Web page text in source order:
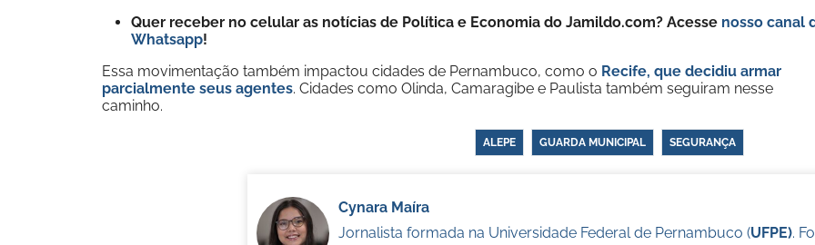
Quer receber no celular as notícias de Política e Economia do Jamildo.com? Acesse nosso canal
Whatsapp!
Essa movimentação também impactou cidades de Pernambuco, como o Recife, que decidiu armar
parcialmente seus agentes. Cidades como Olinda, Camaragibe e Paulista também seguiram nesse
caminho.
ALEPE GUARDA MUNICIPAL SEGURANÇA
Cynara Maíra
Jornalista formada na Universidade Federal de Pernambuco (UFPE).